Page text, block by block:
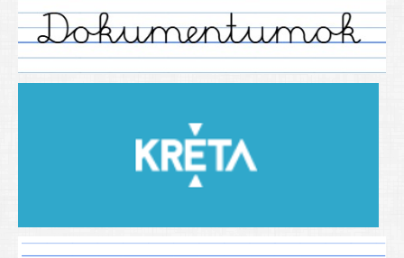
2014/2015. tanév
2015/2016. tanév
2016/2017 tanév
2018/2019 tanév
2019/2020-as tanév